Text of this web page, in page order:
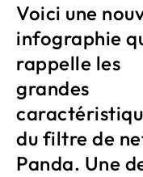
Voici une
infographie
rappelle les
grandes
du filtre de
Panda. Une